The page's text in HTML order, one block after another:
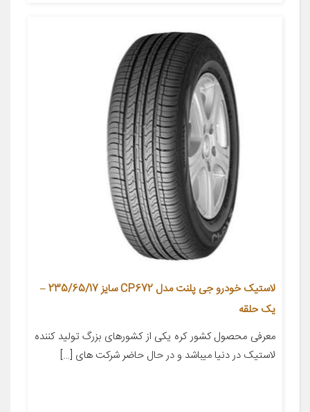
لاستیک خودرو جی پلنت مدل CP672 سایز 235/65/17 –
یک حلقه
معرفی محصول کشور کره یکی از کشورهای بزرگ تولید کننده
لاستیک در دنیا میباشد و در حال حاضر شرکت های […]